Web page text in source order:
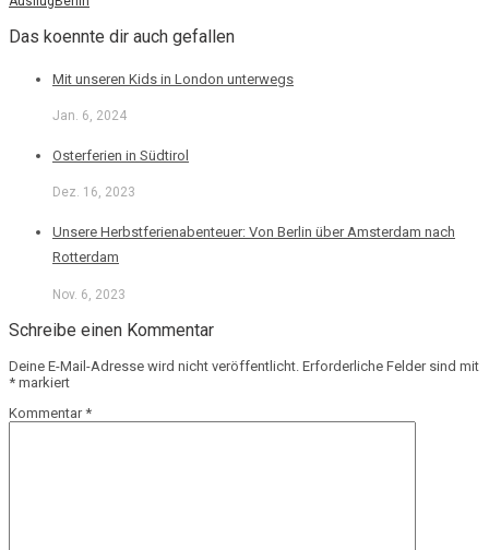
Das koennte dir auch gefallen
Mit unseren Kids in London unterwegs
Jan. 6, 2024
Osterferien in Südtirol
Dez. 16, 2023
Unsere Herbstferienabenteuer: Von Berlin über Amsterdam nach
Rotterdam
Nov. 6, 2023
Schreibe einen Kommentar
Deine E-Mail-Adresse wird nicht veröffentlicht. Erforderliche Felder sind mit
* markiert
Kommentar*